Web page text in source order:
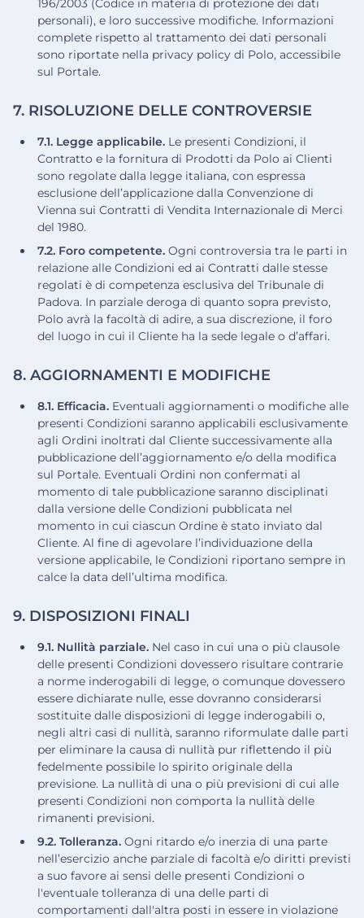
196/2003 (Codice in materia di protezione dei dati
personali), e loro successive modifiche. Informazioni
complete rispetto al trattamento dei dati personali
sono riportate nella privacy policy di Polo, accessibile
sul Portale.
7. RISOLUZIONE DELLE CONTROVERSIE
7.1. Legge applicabile. Le presenti Condizioni, il
Contratto e la fornitura di Prodotti da Polo ai Clienti
sono regolate dalla legge italiana, con espressa
esclusione dell’applicazione dalla Convenzione di
Vienna sui Contratti di Vendita Internazionale di Merci
del 1980.
7.2. Foro competente. Ogni controversia tra le parti in
relazione alle Condizioni ed ai Contratti dalle stesse
regolati è di competenza esclusiva del Tribunale di
Padova. In parziale deroga di quanto sopra previsto,
Polo avrà la facoltà di adire, a sua discrezione, il foro
del luogo in cui il Cliente ha la sede legale o d’affari.
8. AGGIORNAMENTI E MODIFICHE
8.1. Efficacia. Eventuali aggiornamenti o modifiche alle
presenti Condizioni saranno applicabili esclusivamente
agli Ordini inoltrati dal Cliente successivamente alla
pubblicazione dell’aggiornamento e/o della modifica
sul Portale. Eventuali Ordini non confermati al
momento di tale pubblicazione saranno disciplinati
dalla versione delle Condizioni pubblicata nel
momento in cui ciascun Ordine è stato inviato dal
Cliente. Al fine di agevolare l’individuazione della
versione applicabile, le Condizioni riportano sempre in
calce la data dell’ultima modifica.
9. DISPOSIZIONI FINALI
9.1. Nullità parziale. Nel caso in cui una o più clausole
delle presenti Condizioni dovessero risultare contrarie
a norme inderogabili di legge, o comunque dovessero
essere dichiarate nulle, esse dovranno considerarsi
sostituite dalle disposizioni di legge inderogabili o,
negli altri casi di nullità, saranno riformulate dalle parti
per eliminare la causa di nullità pur riflettendo il più
fedelmente possibile lo spirito originale della
previsione. La nullità di una o più previsioni di cui alle
presenti Condizioni non comporta la nullità delle
rimanenti previsioni.
9.2. Tolleranza. Ogni ritardo e/o inerzia di una parte
nell’esercizio anche parziale di facoltà e/o diritti previsti
a suo favore ai sensi delle presenti Condizioni o
l'eventuale tolleranza di una delle parti di
comportamenti dall'altra posti in essere in violazione